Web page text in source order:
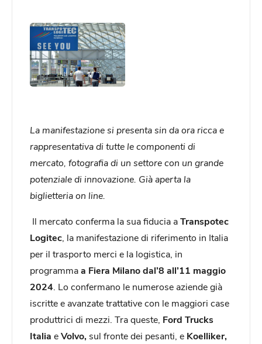
La manifestazione si presenta sin da ora ricca e
rappresentativa di tutte le componenti di
mercato, fotografia di un settore con un grande
potenziale di innovazione. Già aperta la
biglietteria on line.
Il mercato conferma la sua fiducia aTranspotec
Logitec , la manifestazione di riferimento in Italia
per il trasporto merci e la logistica, in
programmaa Fiera Milano dal’8 all’11 maggio
2024 . Lo confermano le numerose aziende già
iscritte e avanzate trattative con le maggiori case
produttrici di mezzi. Tra queste, Ford Trucks
Italia eVolvo, sul fronte dei pesanti, e Koelliker,